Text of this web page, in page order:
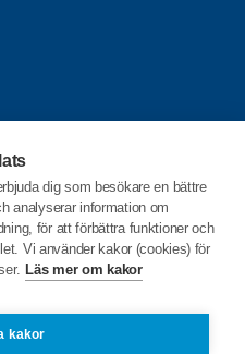
dig som besökare en bättre
analyserar information om
för att förbättra funktioner och
Vi använder kakor (cookies) för
Läs mer om kakor
kakor